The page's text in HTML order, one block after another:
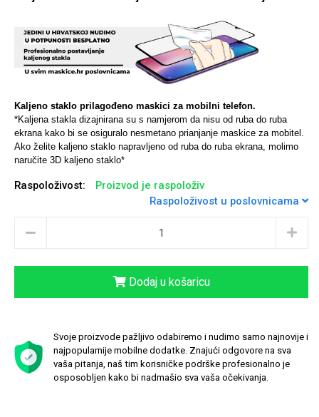
Kaljeno staklo prilagođeno maskici za mobilni telefon.
*Kaljena stakla dizajnirana su s namjerom da nisu od ruba do ruba
ekrana kako bi se osiguralo nesmetano prianjanje maskice za mobitel.
Ako želite kaljeno staklo napravljeno od ruba do ruba ekrana, molimo
naručite 3D kaljeno staklo*
Raspoloživost:
Proizvod je raspoloživ
Raspoloživost u poslovnicama
Dodaj u košaricu
Svoje proizvode pažljivo odabiremo i nudimo samo najnovije i
najpopularnije mobilne dodatke. Znajući odgovore na sva
vaša pitanja, naš tim korisničke podrške profesionalno je
osposobljen kako bi nadmašio sva vaša očekivanja.
Sleng Feel Good
Životinjsko carstvo Takeoff
Univerzalne futrole i
Preklopne maskice